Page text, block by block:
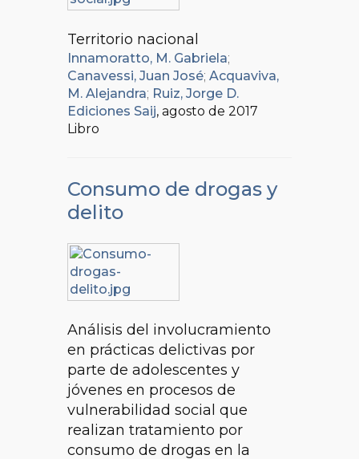
Territorio nacional
Innamoratto, M. Gabriela;
Canavessi, Juan José; Acquaviva,
M. Alejandra; Ruiz, Jorge D.
Ediciones Saij, agosto de 2017
Libro
Consumo de drogas y
delito
Análisis del involucramiento
en prácticas delictivas por
parte de adolescentes y
jóvenes en procesos de
vulnerabilidad social que
realizan tratamiento por
consumo de drogas en la